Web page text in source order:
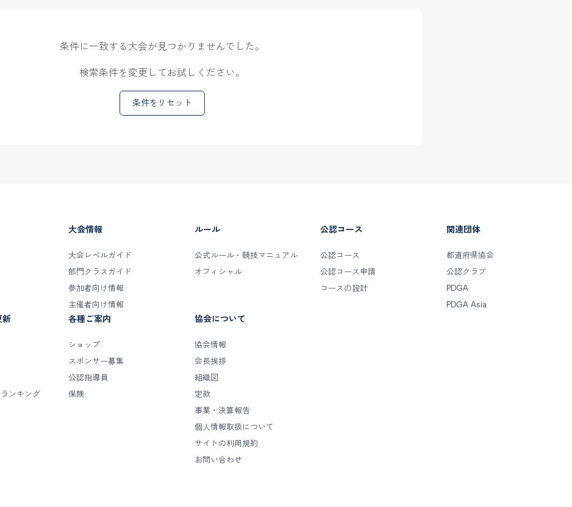
条件に一致する大会が見つかりませんでした。
検索条件を変更してお試しください。
条件をリセット
大会情報
大会レベルガイド
部門クラスガイド
参加者向け情報
主催者向け情報
ルール
公式ルール・競技マニュアル
オフィシャル
公認コース
公認コース
公認コース申請
コースの設計
関連団体
都道府県協会
公認クラブ
PDGA
PDGA Asia
新
ンキング
各種ご案内
ショップ
スポンサー募集
公認指導員
保険
協会について
協会情報
会長挨拶
組織図
定款
事業・決算報告
個人情報取扱について
サイトの利用規約
お問い合わせ